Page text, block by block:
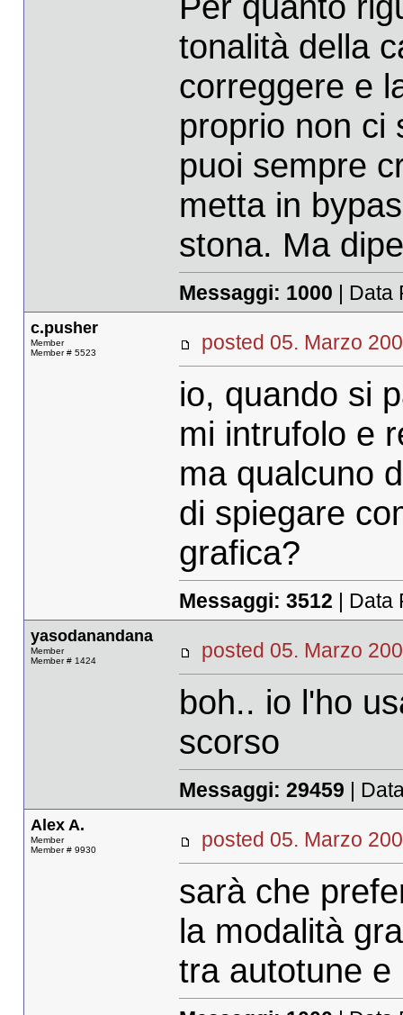
tonalità della
correggere e
proprio non ci
puoi sempre
metta in
stona. Ma
Messaggi: 1000 | Data
c.pusher
Member
Member # 5523
posted 05. Marzo
io, quando si
mi intrufolo e
ma qualcuno
di spiegare
grafica?
Messaggi: 3512 | Data
yasodanandana
Member
Member # 1424
posted 05. Marzo
boh.. io l'ho
scorso
Messaggi: 29459 |
Alex A.
Member
Member # 9930
posted 05. Marzo
sarà che
la modalità
tra autotune e